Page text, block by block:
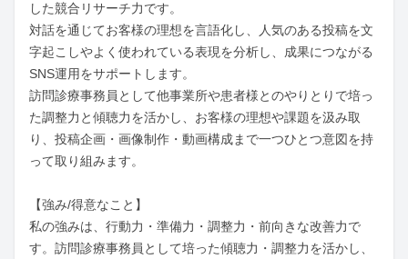
した競合リサーチ力です。
対話を通じてお客様の理想を言語化し、人気のある投稿を文
字起こしやよく使われている表現を分析し、成果につながる
SNS運用をサポートします。
訪問診療事務員として他事業所や患者様とのやりとりで培っ
た調整力と傾聴力を活かし、お客様の理想や課題を汲み取
り、投稿企画・画像制作・動画構成まで一つひとつ意図を持
って取り組みます。
【強み/得意なこと】
私の強みは、行動力・準備力・調整力・前向きな改善力で
す。訪問診療事務員として培った傾聴力・調整力を活かし、